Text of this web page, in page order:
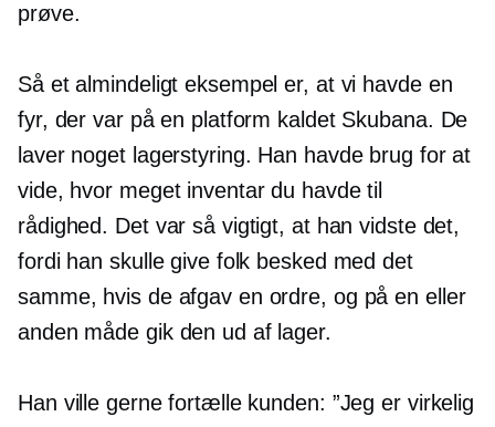
prøve.
Så et almindeligt eksempel er, at vi havde en
fyr, der var på en platform kaldet Skubana. De
laver noget lagerstyring. Han havde brug for at
vide, hvor meget inventar du havde til
rådighed. Det var så vigtigt, at han vidste det,
fordi han skulle give folk besked med det
samme, hvis de afgav en ordre, og på en eller
anden måde gik den ud af lager.
Han ville gerne fortælle kunden: ”Jeg er virkelig